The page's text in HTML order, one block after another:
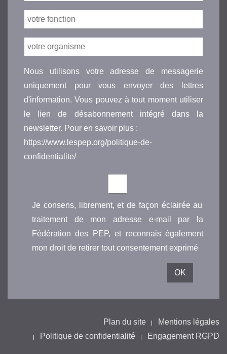
Nous utilisons votre adresse de messagerie
uniquement pour vous envoyer des lettres
d'information. Vous pouvez à tout moment utiliser
le lien de désabonnement intégré dans la
newsletter. Pour en savoir plus :
https://www.lespep.org/politique-de-
confidentialite/
Je consens, librement, et de façon éclairée au
traitement de mon adresse e-mail par la
Fédération des PEP, et reconnais également
mon droit de retirer tout consentement exprimé
Plan du site
Mentions légales
Politique de confidentialité
Engagement RGPD